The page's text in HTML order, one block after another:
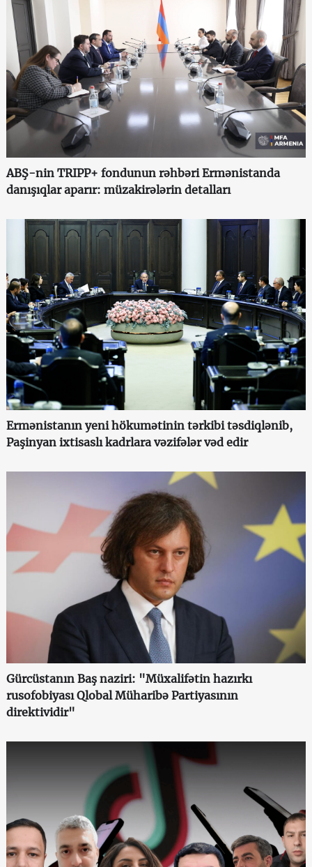
ABŞ-nin TRIPP+ fondunun rəhbəri Ermənistanda
danışıqlar aparır: müzakirələrin detalları
Ermənistanın yeni hökumətinin tərkibi təsdiqlənib,
Paşinyan ixtisaslı kadrlara vəzifələr vəd edir
Gürcüstanın Baş naziri: "Müxalifətin hazırkı
rusofobiyası Qlobal Müharibə Partiyasının
direktividir"